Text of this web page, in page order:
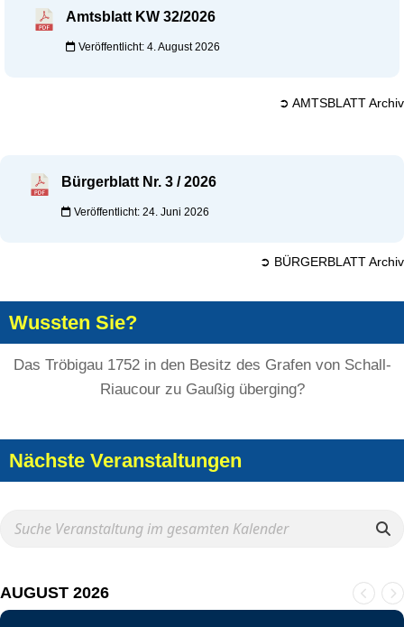
Amtsblatt KW 32/2026
Veröffentlicht: 4. August 2026
➲ AMTSBLATT Archiv
Bürgerblatt Nr. 3 / 2026
Veröffentlicht: 24. Juni 2026
➲ BÜRGERBLATT Archiv
Wussten Sie?
Das Tröbigau 1752 in den Besitz des Grafen von Schall-
Riaucour zu Gaußig überging?
Nächste Veranstaltungen
AUGUST 2026